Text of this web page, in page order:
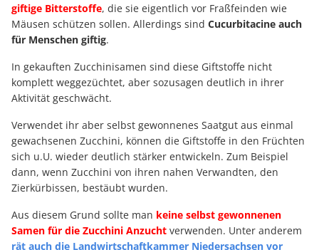
giftige Bitterstoffe, die sie eigentlich vor Fraßfeinden wie
Mäusen schützen sollen. Allerdings sind Cucurbitacine auch
für Menschen giftig.
In gekauften Zucchinisamen sind diese Giftstoffe nicht
komplett weggezüchtet, aber sozusagen deutlich in ihrer
Aktivität geschwächt.
Verwendet ihr aber selbst gewonnenes Saatgut aus einmal
gewachsenen Zucchini, können die Giftstoffe in den Früchten
sich u.U. wieder deutlich stärker entwickeln. Zum Beispiel
dann, wenn Zucchini von ihren nahen Verwandten, den
Zierkürbissen, bestäubt wurden.
Aus diesem Grund sollte man keine selbst gewonnenen
Samen für die Zucchini Anzucht verwenden. Unter anderem
rät auch die Landwirtschaftkammer Niedersachsen vor